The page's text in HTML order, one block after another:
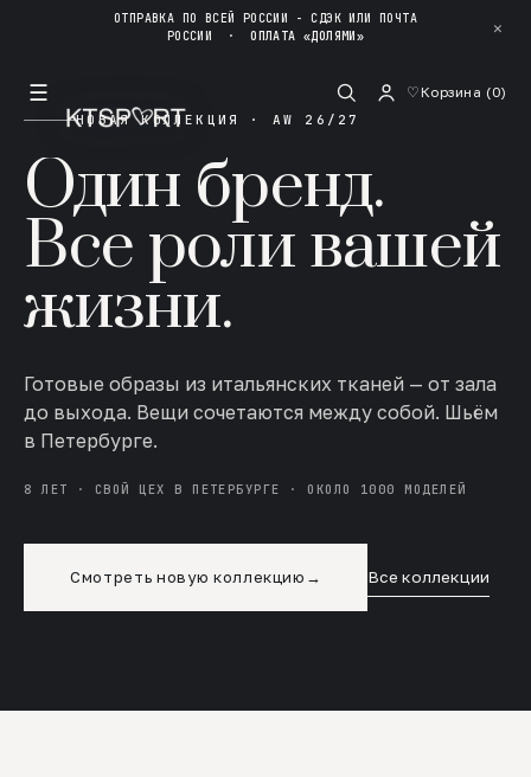
ОТПРАВКА ПО ВСЕЙ РОССИИ - СДЭК ИЛИ ПОЧТА
РОССИИ ·ОПЛАТА «ДОЛЯМИ» ✕
☰ ♡Корзина (0)
НОВАЯ КОЛЛЕКЦИЯ · AW 26/27
Один бренд.
Все роли вашей
жизни.
Готовые образы из итальянских тканей — от зала
до выхода. Вещи сочетаются между собой. Шьём
в Петербурге.
8 ЛЕТ · СВОЙ ЦЕХ В ПЕТЕРБУРГЕ · ОКОЛО 1000 МОДЕЛЕЙ
Смотреть новую коллекцию → Все коллекции